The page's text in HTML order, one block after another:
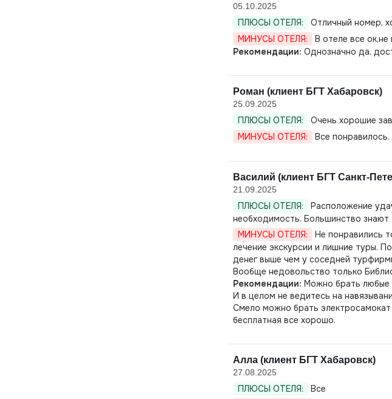
05.10.2025
ПЛЮСЫ ОТЕЛЯ:
Отличный номер,
МИНУСЫ ОТЕЛЯ:
В отеле все
Рекомендации: Однозначно да,
Роман (клиент БГТ Хабаровск)
25.09.2025
ПЛЮСЫ ОТЕЛЯ:
Очень хорошие
МИНУСЫ ОТЕЛЯ:
Все понравилось.
Василий (клиент БГТ Санкт-
21.09.2025
ПЛЮСЫ ОТЕЛЯ:
Расположение
необходимость. Большинство знают
МИНУСЫ ОТЕЛЯ:
Не понравились
лечение экскурсии и лишние туры.
денег выше чем у соседней
Вообще недовольство только
Рекомендации: Можно брать любые
И в целом не ведитесь на
Смело можно брать
бесплатная все хорошо.
Алла (клиент БГТ Хабаровск)
27.08.2025
ПЛЮСЫ ОТЕЛЯ:
Все